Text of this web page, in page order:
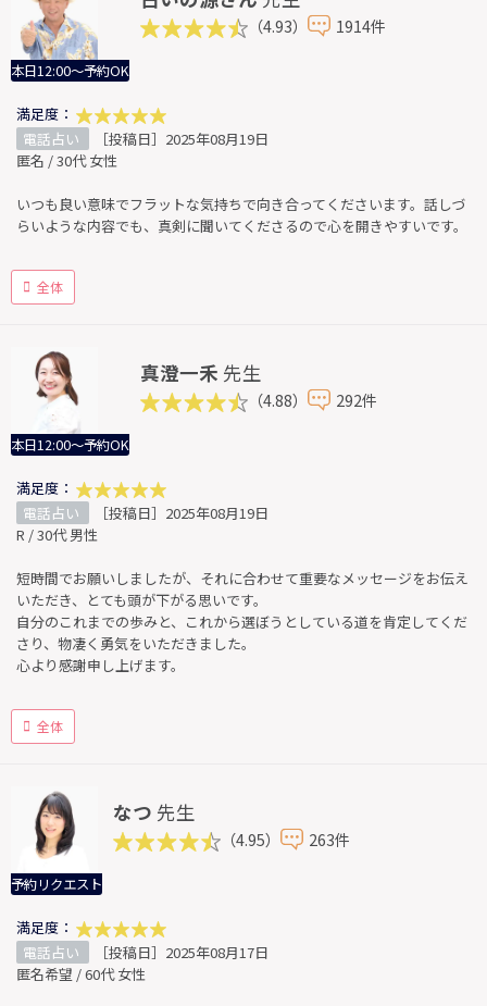
本日12:00～予約OK
（4.93） 1914件
満足度：
電話占い
［投稿日］2025年08月19日
匿名 / 30代 女性
いつも良い意味でフラットな気持ちで向き合ってくださいます。話しづ
らいような内容でも、真剣に聞いてくださるので心を開きやすいです。
全体
本日12:00～予約OK
真澄一禾 先生
（4.88） 292件
満足度：
電話占い
［投稿日］2025年08月19日
R / 30代 男性
短時間でお願いしましたが、それに合わせて重要なメッセージをお伝え
いただき、とても頭が下がる思いです。
自分のこれまでの歩みと、これから選ぼうとしている道を肯定してくだ
さり、物凄く勇気をいただきました。
心より感謝申し上げます。
全体
予約リクエスト
なつ 先生
（4.95） 263件
満足度：
電話占い
［投稿日］2025年08月17日
匿名希望 / 60代 女性